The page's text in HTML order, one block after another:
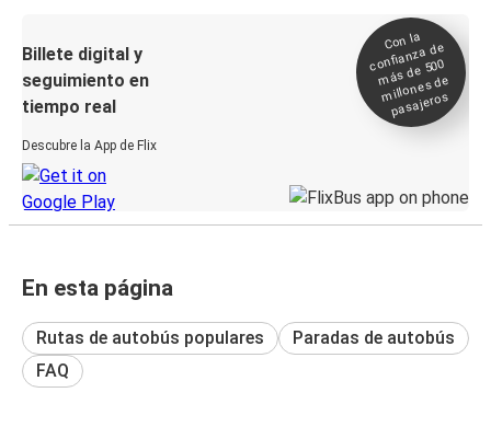
Billete digital y
seguimiento en
tiempo real
Descubre la App de Flix
Con la
confianza de
más de 500
millones de
pasajeros
En esta página
Rutas de autobús populares
Paradas de autobús
FAQ